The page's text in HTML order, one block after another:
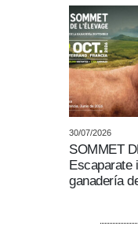
30/07/2026
SOMMET
Escaparate
ganadería